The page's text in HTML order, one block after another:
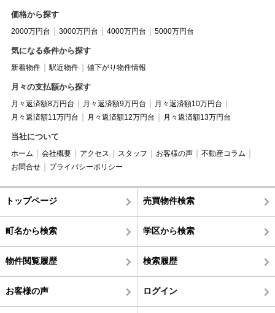
価格から探す
2000万円台 3000万円台 4000万円台 5000万円台
気になる条件から探す
新着物件 駅近物件 値下がり物件情報
月々の支払額から探す
月々返済額8万円台 月々返済額9万円台
月々返済額10万円台
月々返済額11万円台
月々返済額12万円台 月々返済額13万円台
当社について
ホーム 会社概要 アクセス スタッフ お客様の声
不動産コラム
お問合せ
プライバシーポリシー
トップページ 売買物件検索
町名から検索 学区から検索
物件閲覧履歴 検索履歴
お客様の声 ログイン